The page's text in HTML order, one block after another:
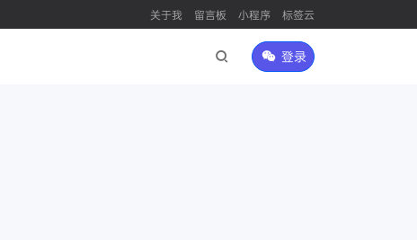
关于我 留言板 小程序 标签云
登录